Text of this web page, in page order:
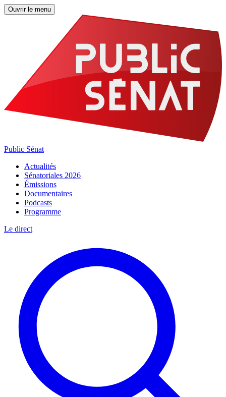
Ouvrir le menu
Public Sénat
Actualités
Sénatoriales 2026
Émissions
Documentaires
Podcasts
Programme
Le direct